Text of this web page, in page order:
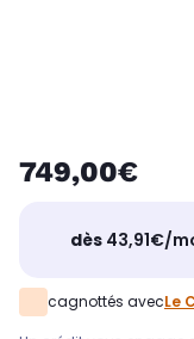
749,00€
dès 43,91€/
cagnottés avecLe